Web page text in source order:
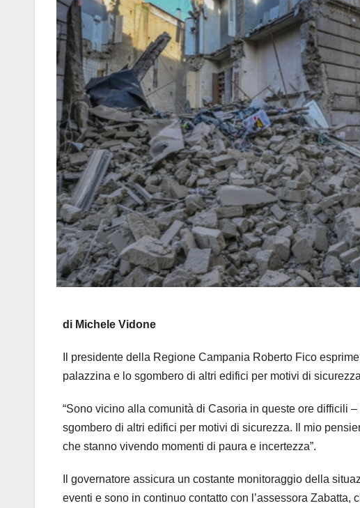
di Michele Vidone
Il presidente della Regione Campania Roberto Fico
palazzina e lo sgombero di altri edifici per motivi di
“Sono vicino alla comunità di Casoria in queste ore difficili
sgombero di altri edifici per motivi di sicurezza. Il mio
che stanno vivendo momenti di paura e incertezza”.
Il governatore assicura un costante monitoraggio della
eventi e sono in continuo contatto con l’assessora Zabatta,